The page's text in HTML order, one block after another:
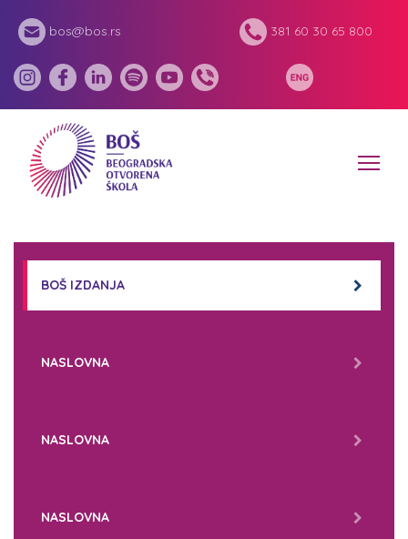
bos@bos.rs 381 60 30 65 800
BOŠ IZDANJA
NASLOVNA
NASLOVNA
NASLOVNA